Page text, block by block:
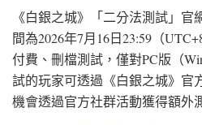
《白銀之城》「二分法測試」
間為2026年7月16日23:59（
付費、刪檔測試，僅對PC版（
試的玩家可透過《白銀之城》官
機會透過官方社群活動獲得額外